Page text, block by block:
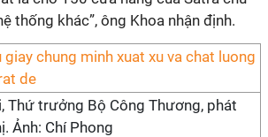
thống khác”, ông Khoa nhận định.
Thứ trưởng Bộ Công Thương, phát
Ảnh: Chí Phong